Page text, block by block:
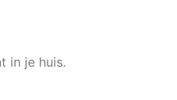
in je huis.